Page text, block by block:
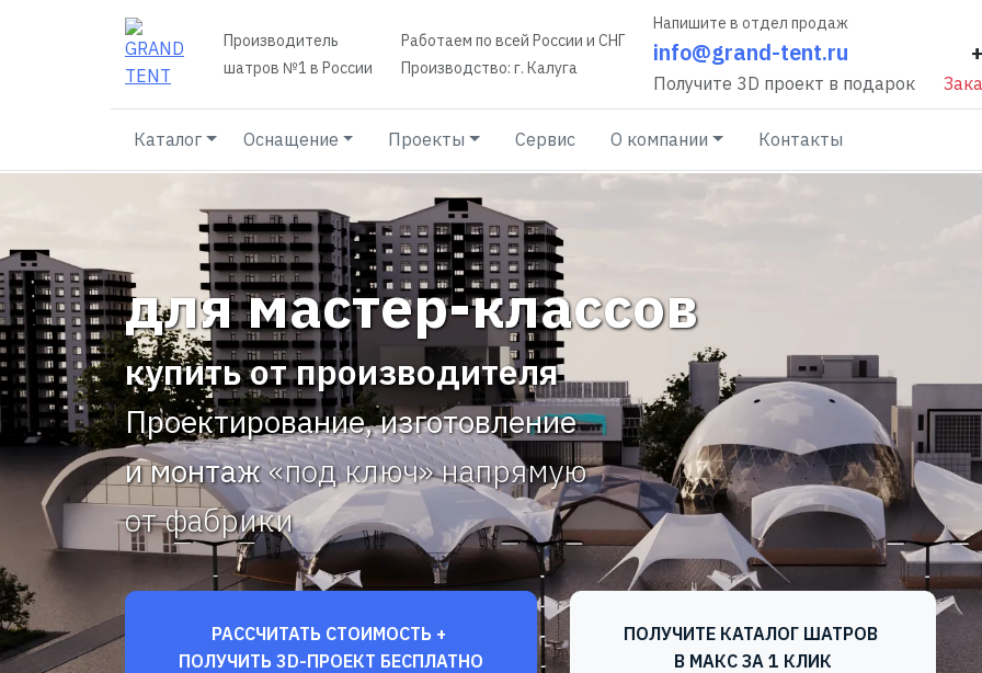
Производитель
шатров №1 в России
Работаем по всей России и СНГ
Производство: г. Калуга
Напишите в отдел продаж
info@grand-tent.ru
Получите 3D проект в подарок
Каталог Оснащение Проекты Сервис О компании Контакты
для мастер-классов
купить от производителя
Проектирование, изготовление
и монтаж«под ключ» напрямую
от фабрики
РАССЧИТАТЬ СТОИМОСТЬ +
ПОЛУЧИТЬ 3D-ПРОЕКТ БЕСПЛАТНО
ПОЛУЧИТЕ КАТАЛОГ ШАТРОВ
В МАКС ЗА 1 КЛИК